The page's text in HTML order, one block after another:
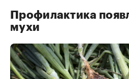
Профилактика
мухи